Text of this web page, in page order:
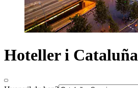
Hoteller i Cataluña